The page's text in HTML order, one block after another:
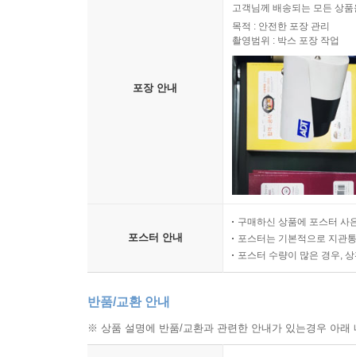
포장 안내
고객님께 배송되는 모든 상
목적 : 안전한 포장 관리
촬영범위 : 박스 포장 작업
포스터 안내
구매하신 상품에 포스터 사
포스터는 기본적으로 지관
포스터 수량이 많은 경우,
반품/교환 안내
※ 상품 설명에 반품/교환과 관련한 안내가 있는경우 아